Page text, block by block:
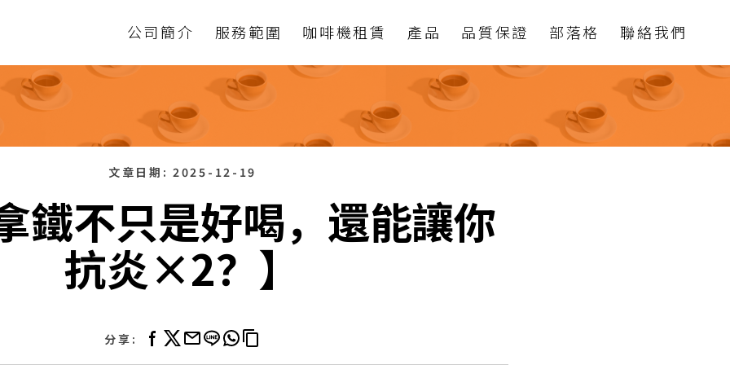
公司簡介 服務範圍 咖啡機租賃 產品 品質保證 部落格 聯絡我們
文章日期:2025-12-19
鐵不只是好喝，還能讓你
抗炎×2？】
分享: